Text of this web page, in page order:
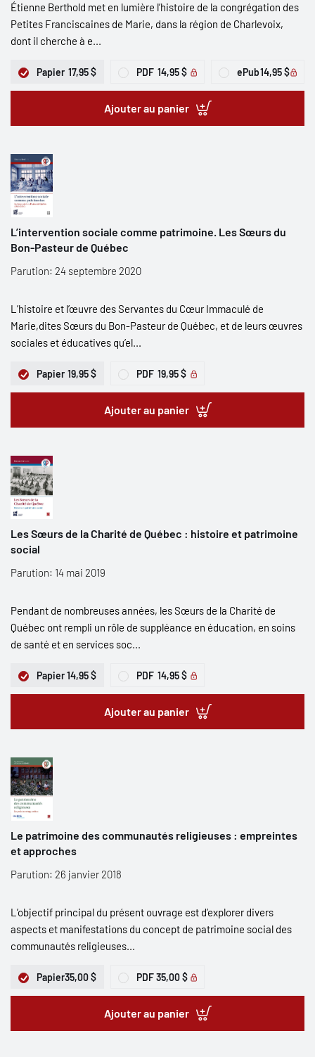
Étienne Berthold met en lumière l’histoire de la congrégation des
Petites Franciscaines de Marie, dans la région de Charlevoix,
dont il cherche à e...
Papier 17,95 $ PDF 14,95 $ ePub14,95 $
Ajouter au panier
L’intervention sociale comme patrimoine. Les Sœurs du
Bon-Pasteur de Québec
Parution: 24 septembre 2020
L’histoire et l’œuvre des Servantes du Cœur Immaculé de
Marie,dites Sœurs du Bon-Pasteur de Québec, et de leurs œuvres
sociales et éducatives qu’el...
Papier 19,95 $ PDF 19,95 $
Ajouter au panier
Les Sœurs de la Charité de Québec : histoire et patrimoine
social
Parution: 14 mai 2019
Pendant de nombreuses années, les Sœurs de la Charité de
Québec ont rempli un rôle de suppléance en éducation, en soins
de santé et en services soc...
Papier14,95 $ PDF 14,95 $
Ajouter au panier
Le patrimoine des communautés religieuses : empreintes
et approches
Parution: 26 janvier 2018
L’objectif principal du présent ouvrage est d’explorer divers
aspects et manifestations du concept de patrimoine social des
communautés religieuses...
Papier35,00 $ PDF 35,00 $
Ajouter au panier